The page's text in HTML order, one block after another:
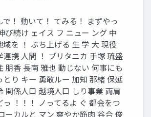
で！ 動いて！ てみる！ まずやっ
び続け ェイス フ ニュー ング 中
域を ！ ぶち上げる 生 学 大 現役
連携 人間 ！ ブリタニカ 手塚 琉盛
朋香 長南 雅也 動じない 何事にも
とり キー 勇敢ルー 加知 那緒 保延
関係人口 越境人口 しり事業 両肩
っ ！！！ ノってるよ ぐ 都会をつ
ーカルと マン 爽やか筋肉 谷合 俊